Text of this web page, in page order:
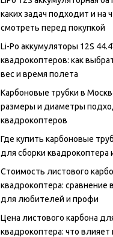
каких задач подходит и на
смотреть перед покупкой
Li-Po аккумуляторы 12S
квадрокоптеров: как
вес и время полета
Карбоновые трубки в
размеры и диаметры
квадрокоптеров
Где купить карбоновые
для сборки квадрокоптера
Стоимость листового
квадрокоптера: сравнение
для любителей и профи
Цена листового карбона
квадрокоптера: что влияет